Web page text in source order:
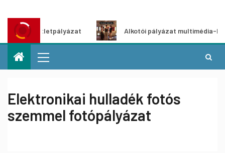
ötletpályázat Alkotói pályázat multimédia-
Elektronikai hulladék fotós
szemmel fotópályázat